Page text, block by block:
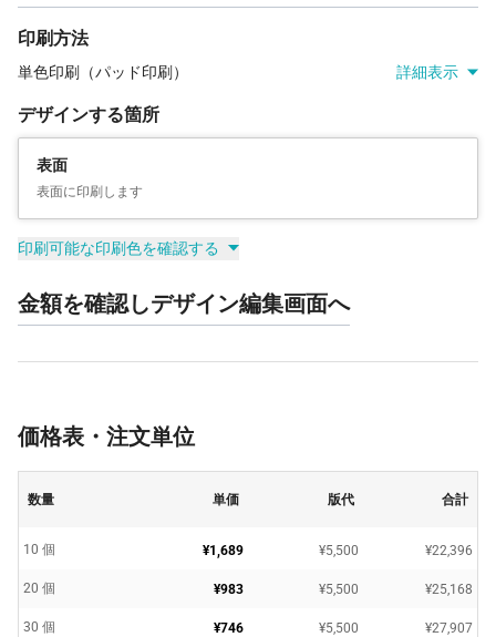
印刷方法
単色印刷（パッド印刷） 詳細表示
デザインする箇所
表面
表面に印刷します
印刷可能な印刷色を確認する
金額を確認しデザイン編集画面へ
価格表・注文単位
数量 単価 版代 合計
10 個 ¥1,689 ¥5,500 ¥22,396
20 個 ¥983 ¥5,500 ¥25,168
30 個 ¥746 ¥5,500 ¥27,907